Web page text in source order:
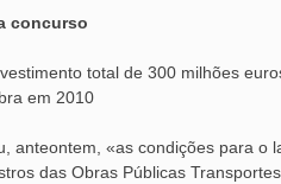
concurso
total de 300 milhões
em 2010
anteontem, «as condições para o
das Obras Públicas